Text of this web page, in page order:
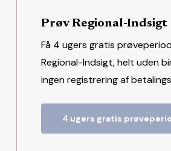
Prøv Regional-Indsigt
Få 4 ugers gratis
Regional-Indsigt, helt uden
ingen registrering af
4 ugers gratis